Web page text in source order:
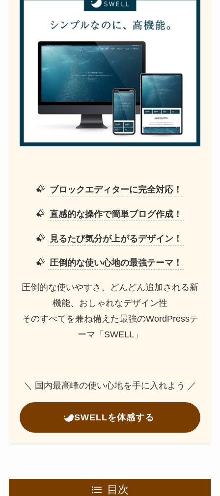
ブロックエディターに完全対応！
直感的な操作で簡単ブログ作成！
見るたび気分が上がるデザイン！
圧倒的な使い心地の最強テーマ！
圧倒的な使いやすさ、どんどん追加される新
機能、おしゃれなデザイン性
そのすべてを兼ね備えた最強のWordPressテ
ーマ「SWELL」
＼ 国内最高峰の使い心地を手に入れよう ／
SWELLを体感する
目次